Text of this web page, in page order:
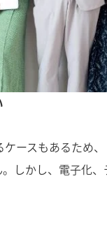
ースもあるため
しかし、電子化